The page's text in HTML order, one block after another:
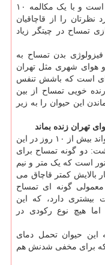
بعنوان حیوان خانگی به کشور بیشتر شده است و با یک مکالمه ۱۰
نظرتان را از قاچاقیان
تمساح در چیتگر زیاد
بدن تمساح به
هوای شهری مثل تهران
ای است که باشش تنفس
خویی تمساح از بین
این حیوان را به زیر
شهرداری با تاکید بر اینکه این خزنده نمی تواند بیش از ۱۰ روز در این
دو گونه تمساح برای
است که یک متر و نیم
بالایش کمتر قاچاق می
گونه ای تمساح
بیشتری دارد، که این
هیچ نوع رکودی در
این حیوان تحمل دمای
برای مخفی شدنش هم